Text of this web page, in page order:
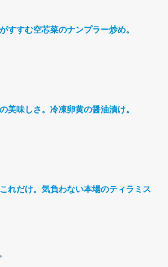
すすむ空芯菜のナンプラー炒め。
美味しさ。冷凍卵黄の醤油漬け。
れだけ。気負わない本場のティラミス。